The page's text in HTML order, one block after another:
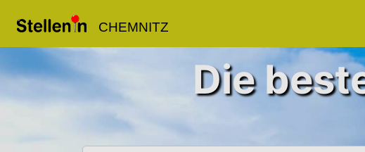
CHEMNITZ
Die